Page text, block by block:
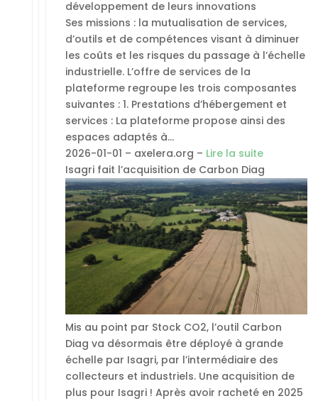
développement de leurs innovations
Ses missions : la mutualisation de services,
d’outils et de compétences visant à diminuer
les coûts et les risques du passage à l’échelle
industrielle. L’offre de services de la
plateforme regroupe les trois composantes
suivantes : 1. Prestations d’hébergement et
services : La plateforme propose ainsi des
espaces adaptés à…
2026-01-01 – axelera.org – Lire la suite
Isagri fait l’acquisition de Carbon Diag
Mis au point par Stock CO2, l’outil Carbon
Diag va désormais être déployé à grande
échelle par Isagri, par l’intermédiaire des
collecteurs et industriels. Une acquisition de
plus pour Isagri ! Après avoir racheté en 2025